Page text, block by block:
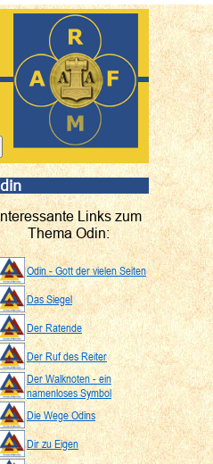
Links zum
Thema Odin:
Odin - Gott der vielen Seiten
Das Siegel
Der Ratende
Der Ruf des Reiter
Der Walknoten - ein
namenloses Symbol
Die Wege Odins
Dir zu Eigen